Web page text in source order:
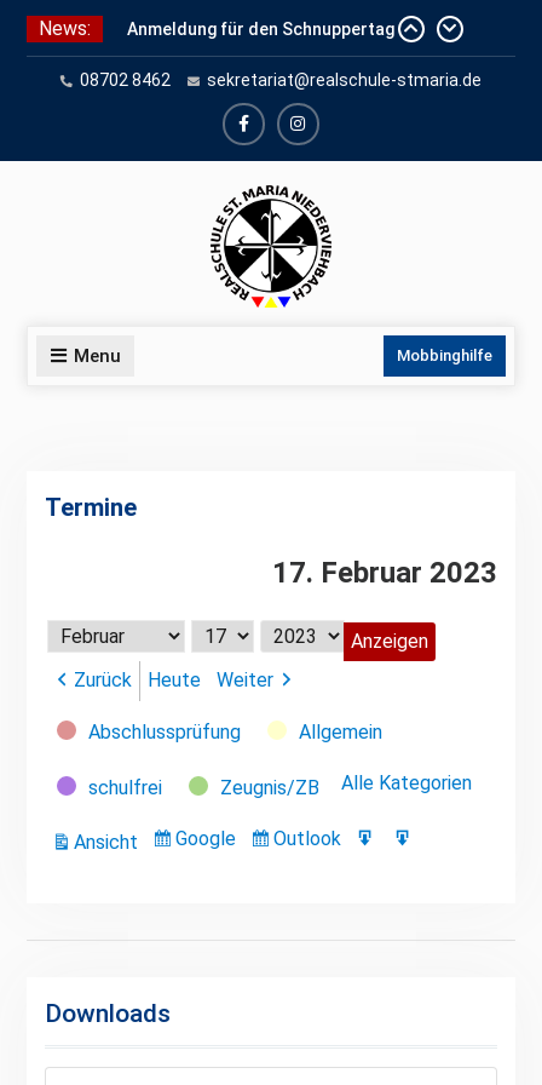
Skip
content
News:
Anmeldung für den Schnuppertag
und Anmeldeunterlagen
Schuleinschreibung 2026
Schnuppertag 2026
08702 8462 sekretariat@realschule-stmaria.de
facebookinstagram
Menu Mobbinghilfe
Termine
17. Februar 2023
Monat
Tag
Jahr
Zurück
Heute
Weiter
Kategorien
Abschlussprüfung Allgemein
schulfrei Zeugnis/ZB Alle Kategorien
Ansicht ausdrucken
Eintragen
Google
Eintragen
Outlook
Google-
Downloads